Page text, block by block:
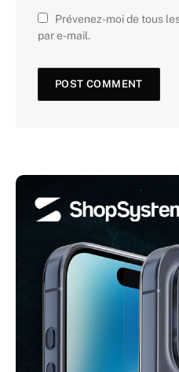
Prévenez-moi de tous
par e-mail.